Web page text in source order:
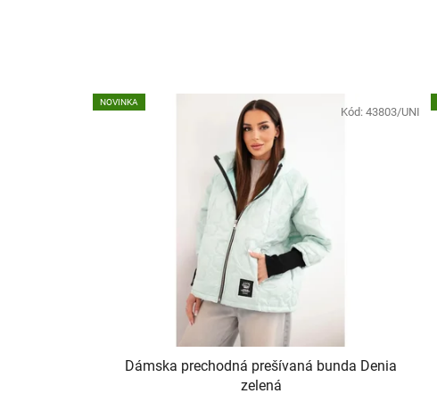
NOVINKA
Dámska prechodná prešívaná bunda Denia
zelená
Kód:43803/UNI